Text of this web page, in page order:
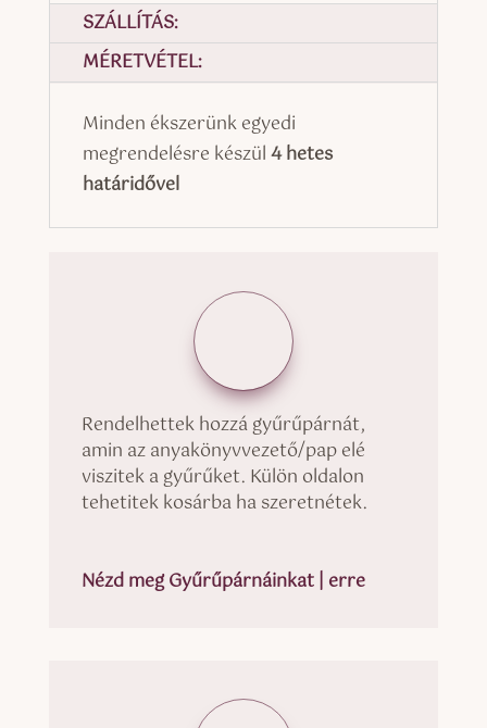
SZÁLLÍTÁS:
MÉRETVÉTEL:
Minden ékszerünk egyedi
megrendelésre készül4 hetes
határidővel
Rendelhettek hozzá gyűrűpárnát,
amin az anyakönyvvezető/pap elé
viszitek a gyűrűket. Külön oldalon
tehetitek kosárba ha szeretnétek.
Nézd meg Gyűrűpárnáinkat | erre